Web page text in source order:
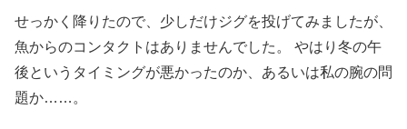
せっかく降りたので、少しだけジグを投げてみましたが、
魚からのコンタクトはありませんでした。 やはり冬の午
後というタイミングが悪かったのか、あるいは私の腕の問
題か……。